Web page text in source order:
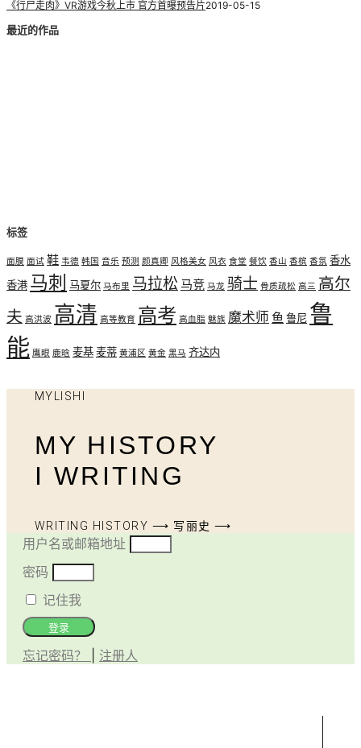
《行尸走肉》VR游戏今秋上市 官方首曝预告片2019-05-15
最近的作品
标签
面膜 面试 鞋 韦德 韩国 音乐 预测 颜真卿 风格美女 风衣 食堂 餐饮 香山 香槟 香氛 香水
香港 马刺 马夏尔 马布里 马拉松 马竞 马龙 骑士 骨质疏松 高三 高尔
夫 高洪波 高清 高等教育 高考 高血脂 魅族 魔术师 鱼 鲁尼 鲁
能 鹰眼 鹿晗 麦基麦蒂 黄浦区 黄金 黑马 齐达内
MYLISHI
MY HISTORY
I WRITING
WRITING HISTORY ⟶ 写丽史 ⟶
用户名或邮箱地址
密码
记住我
登录
忘记密码？ 注册人